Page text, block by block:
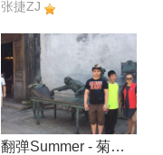
张捷ZJ
翻弹Summer - 菊次郎 の 夏